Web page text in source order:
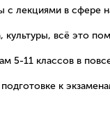
с лекциями в сфере
культуры, всё это
5-11 классов в
к